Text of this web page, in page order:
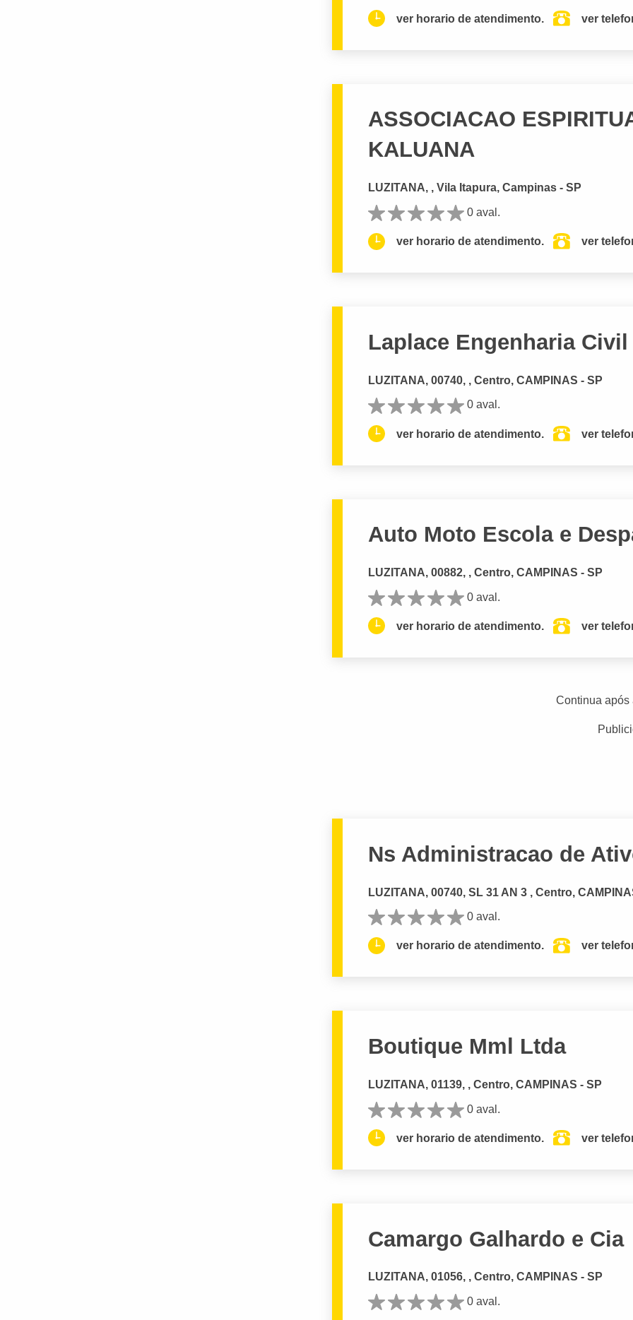
ver horario de atendimento. ver
ASSOCIACAO
KALUANA
LUZITANA, , Vila Itapura, Campinas - SP
0 aval.
ver horario de atendimento. ver
Laplace Engenharia
LUZITANA, 00740, , Centro, CAMPINAS - SP
0 aval.
ver horario de atendimento. ver
Auto Moto Escola e
LUZITANA, 00882, , Centro, CAMPINAS - SP
0 aval.
ver horario de atendimento. ver
Continua após
Ns Administracao de
LUZITANA, 00740, SL 31 AN 3 , Centro,
0 aval.
ver horario de atendimento. ver
Boutique Mml Ltda
LUZITANA, 01139, , Centro, CAMPINAS - SP
0 aval.
ver horario de atendimento. ver
Camargo Galhardo e Cia
LUZITANA, 01056, , Centro, CAMPINAS - SP
0 aval.